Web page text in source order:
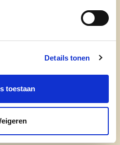
Details tonen
toestaan
en zomerscholen
scholen.
van nieuwkomers
migratieachtergrond,
is tot integratie en